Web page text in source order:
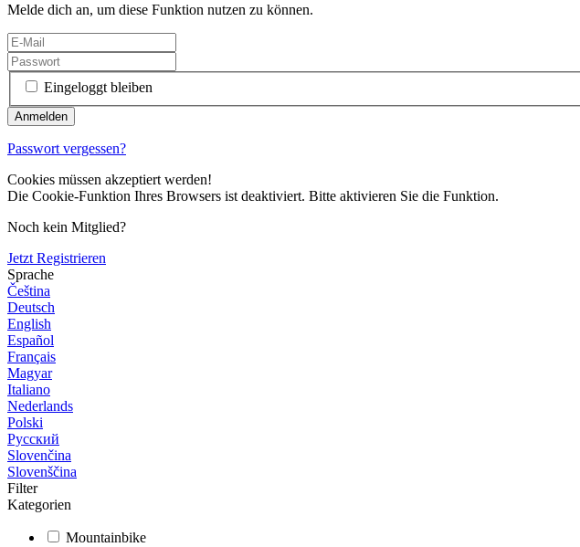
Melde dich an, um diese Funktion nutzen zu können.
Eingeloggt bleiben
Passwort vergessen?
Cookies müssen akzeptiert werden!
Die Cookie-Funktion Ihres Browsers ist deaktiviert. Bitte aktivieren Sie die Funktion.
Noch kein Mitglied?
Jetzt Registrieren
Sprache
Čeština
Deutsch
English
Español
Français
Magyar
Italiano
Nederlands
Polski
Русский
Slovenčina
Slovenščina
Filter
Kategorien
Mountainbike